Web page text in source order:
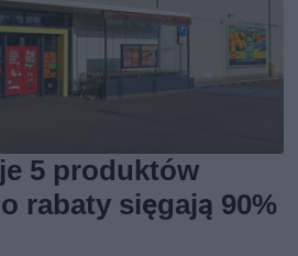
5 produktów
rabaty sięgają 90%